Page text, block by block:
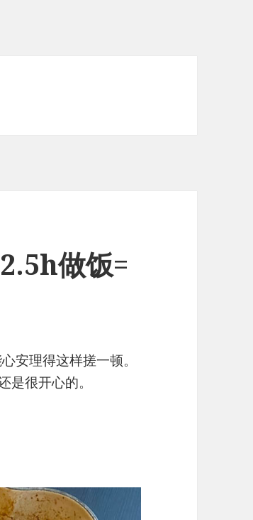
做饭=
安理得这样搓一顿。
很开心的。